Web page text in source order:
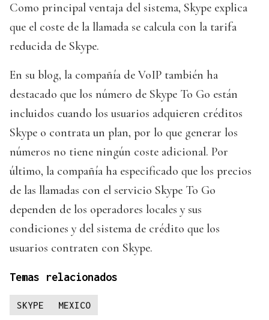
Como principal ventaja del sistema, Skype explica
que el coste de la llamada se calcula con la tarifa
reducida de Skype.
En su blog, la compañía de VoIP también ha
destacado que los número de Skype To Go están
incluidos cuando los usuarios adquieren créditos
Skype o contrata un plan, por lo que generar los
números no tiene ningún coste adicional. Por
último, la compañía ha especificado que los precios
de las llamadas con el servicio Skype To Go
dependen de los operadores locales y sus
condiciones y del sistema de crédito que los
usuarios contraten con Skype.
Temas relacionados
SKYPE MEXICO